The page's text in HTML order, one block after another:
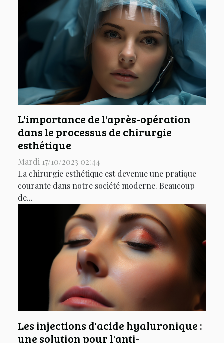
L'importance de l'après-opération
dans le processus de chirurgie
esthétique
Mardi 17/10/2023 02:44
La chirurgie esthétique est devenue une pratique
courante dans notre société moderne. Beaucoup
de...
Les injections d'acide hyaluronique :
une solution pour l'anti-